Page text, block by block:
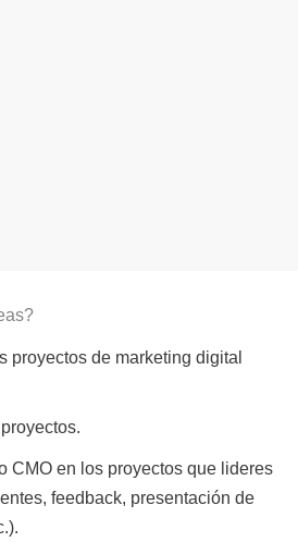
proyectos de marketing digital
CMO en los proyectos que lideres
feedback, presentación de